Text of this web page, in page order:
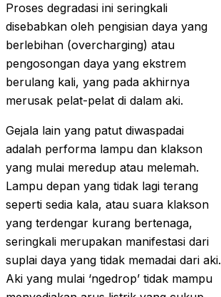
Proses degradasi ini seringkali
disebabkan oleh pengisian daya yang
berlebihan (overcharging) atau
pengosongan daya yang ekstrem
berulang kali, yang pada akhirnya
merusak pelat-pelat di dalam aki.
Gejala lain yang patut diwaspadai
adalah performa lampu dan klakson
yang mulai meredup atau melemah.
Lampu depan yang tidak lagi terang
seperti sedia kala, atau suara klakson
yang terdengar kurang bertenaga,
seringkali merupakan manifestasi dari
suplai daya yang tidak memadai dari aki.
Aki yang mulai ‘ngedrop’ tidak mampu